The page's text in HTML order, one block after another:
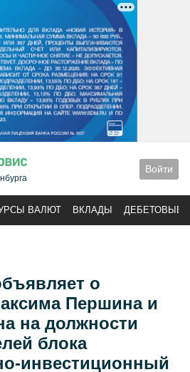
Войти
ВАЛЮТ ВКЛАДЫ ДЕБЕТОВЫЕ
о
Першина и
на должности
блока
инвестиционный